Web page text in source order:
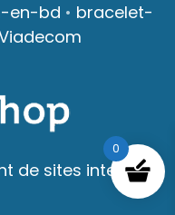
en-bd • bracelet-
0
de sites internet